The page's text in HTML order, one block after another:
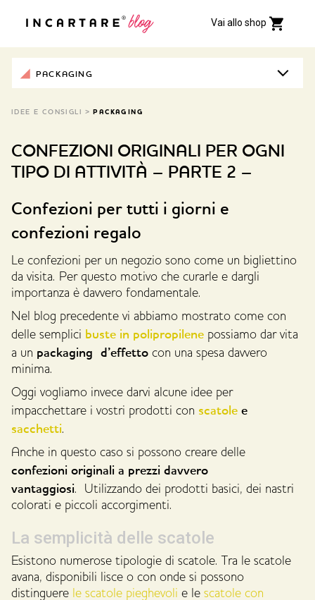
Vai allo shop
PACKAGING
IDEE E CONSIGLI > PACKAGING
CONFEZIONI ORIGINALI PER OGNI
TIPO DI ATTIVITÀ – PARTE 2 –
Confezioni per tutti i giorni e
confezioni regalo
Le confezioni per un negozio sono come un bigliettino
da visita. Per questo motivo che curarle e dargli
importanza è davvero fondamentale.
Nel blog precedente vi abbiamo mostrato come con
delle semplici buste in polipropilene possiamo dar vita
a un packaging d’effetto con una spesa davvero
minima.
Oggi vogliamo invece darvi alcune idee per
impacchettare i vostri prodotti con scatole e
sacchetti.
Anche in questo caso si possono creare delle
confezioni originali a prezzi davvero
vantaggiosi. Utilizzando dei prodotti basici, dei nastri
colorati e piccoli accorgimenti.
La semplicità delle scatole
Esistono numerose tipologie di scatole. Tra le scatole
avana, disponibili lisce o con onde si possono
distinguere le scatole pieghevoli e le scatole con